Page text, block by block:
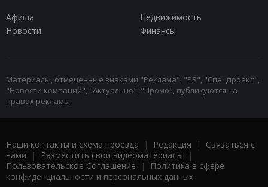
Афиша
Недвижимость
Новости
Финансы
Материалы, отмеченные знаками "Реклама", "PR", "Спецпроект",
"Новости компаний", "Актуально", "Промо", публикуются на
правах рекламы.
Наши контакты и схема проезда | Редакция | Связаться с
нами | Разместить свои видеоматериалы |
Пользовательское Соглашение |
Политика в сфере
конфиденциальности и персональных данных